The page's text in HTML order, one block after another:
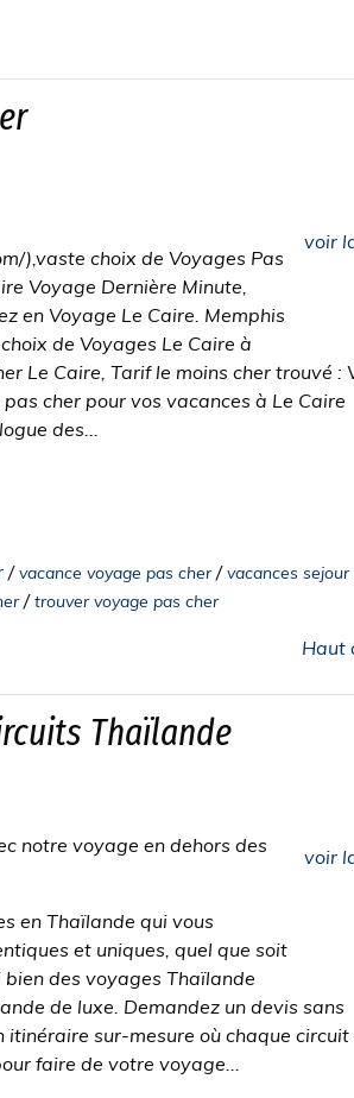
voir
),vaste choix de Voyages Pas
Voyage Dernière Minute,
en Voyage Le Caire. Memphis
de Voyages Le Caire à
Le Caire, Tarif le moins cher trouvé :
cher pour vos vacances à Le Caire
des...
/vacance voyage pas cher/vacances
/trouver voyage pas cher
Haut
Thaïlande
voir
notre voyage en dehors des
en Thaïlande qui vous
et uniques, quel que soit
des voyages Thaïlande
de luxe. Demandez un devis sans
sur-mesure où chaque circuit
faire de votre voyage...